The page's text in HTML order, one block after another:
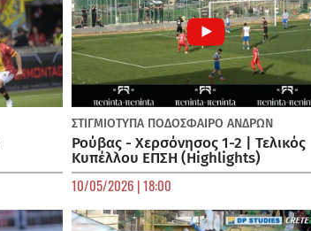
ΣΤΙΓΜΙΟΤΥΠΑ ΠΟΔΌΣΦΑΙΡΟ ΑΝΔΡΏΝ
Ρούβας - Χερσόνησος 1-2 | Τελικός
Κυπέλλου ΕΠΣΗ (Highlights)
10/05/2026 | 18:00